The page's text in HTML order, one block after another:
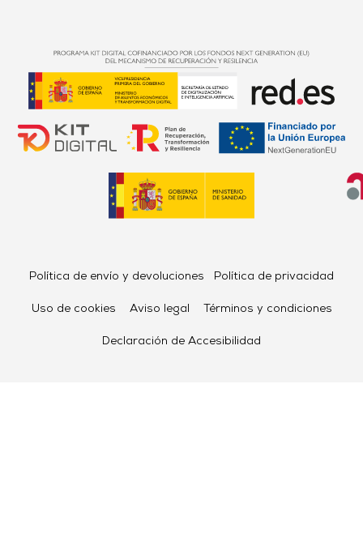
Política de envío y devoluciones Política de privacidad
Uso de cookies Aviso legal Términos y condiciones
Declaración de Accesibilidad